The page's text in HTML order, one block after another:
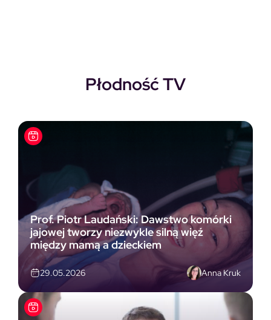
Płodność TV
Prof. Piotr Laudański: Dawstwo komórki
jajowej tworzy niezwykle silną więź
między mamą a dzieckiem
29.05.2026 Anna Kruk